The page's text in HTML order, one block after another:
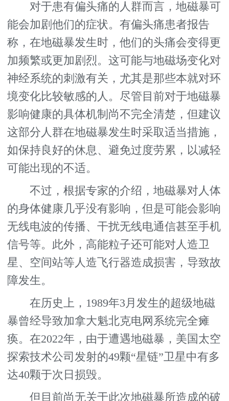
对于患有偏头痛的人群而言，地磁暴可
能会加剧他们的症状。有偏头痛患者报告
称，在地磁暴发生时，他们的头痛会变得更
加频繁或更加剧烈。这可能与地磁场变化对
神经系统的刺激有关，尤其是那些本就对环
境变化比较敏感的人。尽管目前对于地磁暴
影响健康的具体机制尚不完全清楚，但建议
这部分人群在地磁暴发生时采取适当措施，
如保持良好的休息、避免过度劳累，以减轻
可能出现的不适。
不过，根据专家的介绍，地磁暴对人体
的身体健康几乎没有影响，但是可能会影响
无线电波的传播、干扰无线电通信甚至手机
信号等。此外，高能粒子还可能对人造卫
星、空间站等人造飞行器造成损害，导致故
障发生。
在历史上，1989年3月发生的超级地磁
暴曾经导致加拿大魁北克电网系统完全瘫
痪。在2022年，由于遭遇地磁暴，美国太空
探索技术公司发射的49颗“星链”卫星中有多
达40颗于次日损毁。
但目前尚无关于此次地磁暴所造成的破